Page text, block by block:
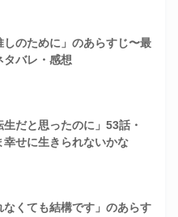
しのために」のあらすじ〜最
タバレ・感想
生だと思ったのに」53話・
幸せに生きられないかな
なくても結構です」のあらす